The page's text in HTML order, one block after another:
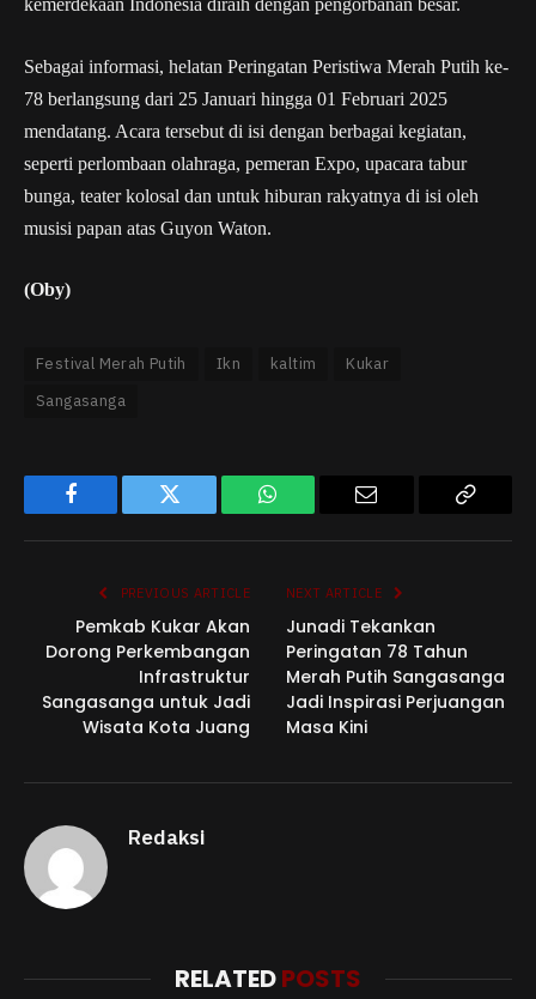
kemerdekaan Indonesia diraih dengan pengorbanan besar.
Sebagai informasi, helatan Peringatan Peristiwa Merah Putih ke-
78 berlangsung dari 25 Januari hingga 01 Februari 2025
mendatang. Acara tersebut di isi dengan berbagai kegiatan,
seperti perlombaan olahraga, pemeran Expo, upacara tabur
bunga, teater kolosal dan untuk hiburan rakyatnya di isi oleh
musisi papan atas Guyon Waton.
(Oby)
Festival Merah Putih Ikn kaltim
Kukar
Sangasanga
Facebook Twitter WhatsApp
PREVIOUS ARTICLE
Pemkab Kukar Akan
Dorong Perkembangan
Infrastruktur
Sangasanga untuk Jadi
Wisata Kota Juang
NEXT ARTICLE
Junadi Tekankan
Peringatan 78 Tahun
Merah Putih Sangasanga
Jadi Inspirasi Perjuangan
Masa Kini
Redaksi
RELATEDPOSTS